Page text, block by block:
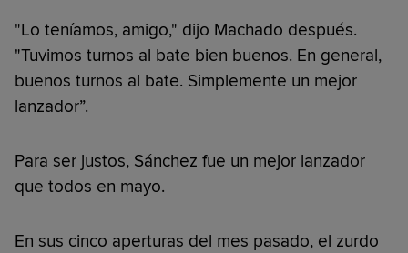
"Lo teníamos, amigo," dijo Machado después.
"Tuvimos turnos al bate bien buenos. En general,
buenos turnos al bate. Simplemente un mejor
lanzador”.
Para ser justos, Sánchez fue un mejor lanzador
que todos en mayo.
En sus cinco aperturas del mes pasado, el zurdo